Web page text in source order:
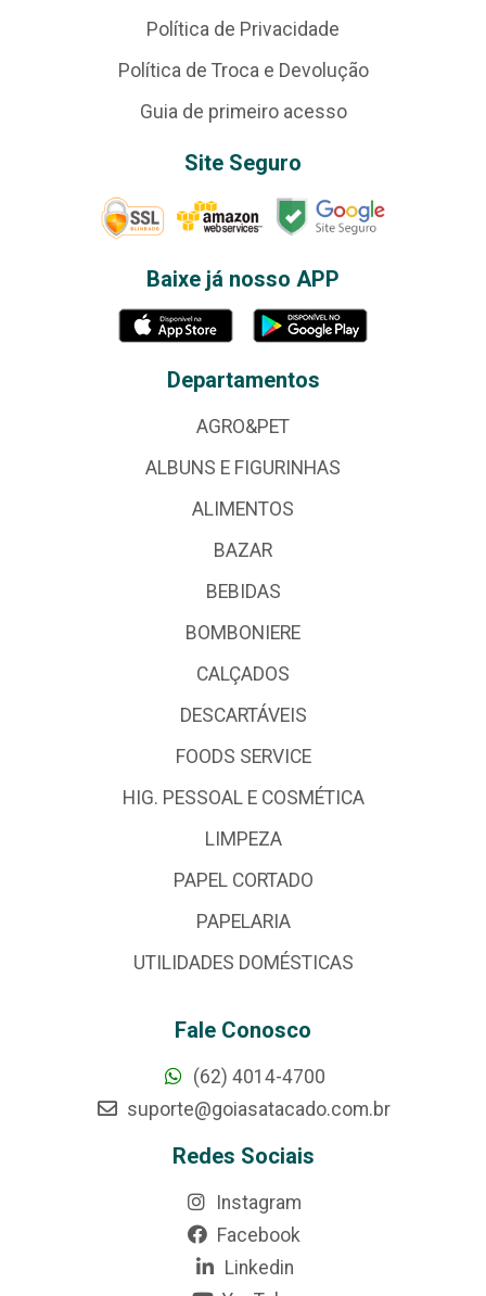
Política de Privacidade
Política de Troca e Devolução
Guia de primeiro acesso
Site Seguro
Baixe já nosso APP
Departamentos
AGRO&PET
ALBUNS E FIGURINHAS
ALIMENTOS
BAZAR
BEBIDAS
BOMBONIERE
CALÇADOS
DESCARTÁVEIS
FOODS SERVICE
HIG. PESSOAL E COSMÉTICA
LIMPEZA
PAPEL CORTADO
PAPELARIA
UTILIDADES DOMÉSTICAS
Fale Conosco
(62) 4014-4700
suporte@goiasatacado.com.br
Redes Sociais
Instagram
Facebook
Linkedin